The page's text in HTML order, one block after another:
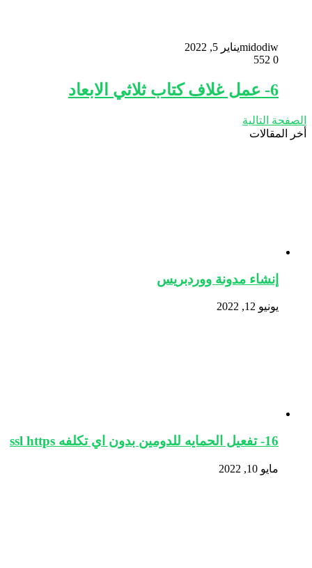
midodiwيناير 5, 2022
0
6- عمل غلاف كتاب ثلاثي الابعاد
الصفحة التالية
أخر المقالات
إنشاء مدونة ووردبريس
يونيو 12, 2022
16- تفعيل الحمايه للدومين بدون اي تكلفه ssl https
مايو 10, 2022